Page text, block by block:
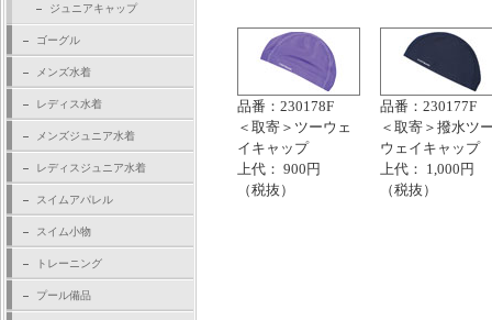
ジュニアキャップ
ゴーグル
メンズ水着
レディス水着
メンズジュニア水着
レディスジュニア水着
スイムアパレル
スイム小物
トレーニング
プール備品
品番：230178F
＜取寄＞ツーウェ
イキャップ
上代： 900円
（税抜）
品番：230177F
＜取寄＞撥水ツ
ウェイキャップ
上代： 1,000円
（税抜）